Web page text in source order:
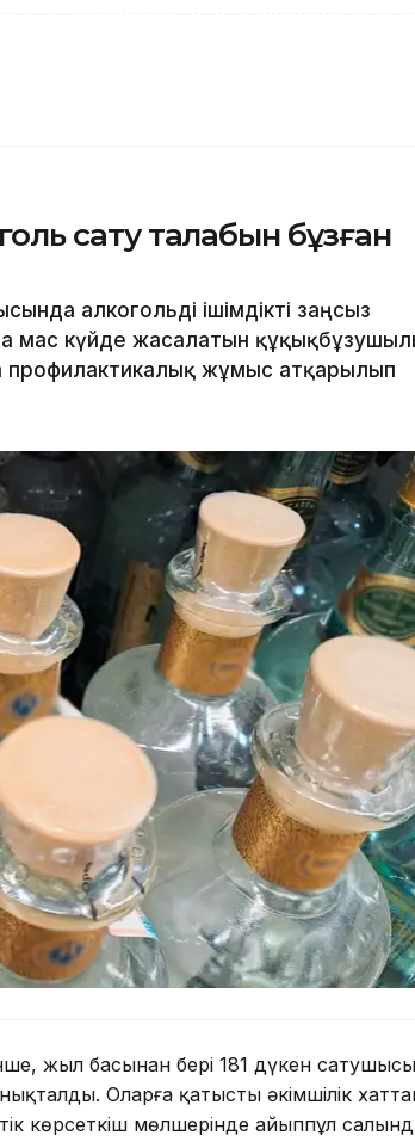
сату талабын бұзған
алкогольді ішімдікті заңсыз
мас күйде жасалатын
жұмыс атқарылып
жыл басынан бері 181 дүкен
Оларға қатысты әкімшілік
көрсеткіш мөлшерінде айыппұл